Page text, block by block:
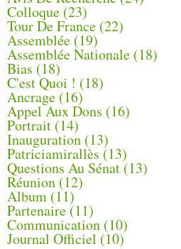
Colloque (23)
Tour De France (22)
Assemblée (19)
Assemblée Nationale (18)
Bias (18)
C'est Quoi ! (18)
Ancrage (16)
Appel Aux Dons (16)
Portrait (14)
Inauguration (13)
Patriciamirallès (13)
Questions Au Sénat(13)
Réunion (12)
Album (11)
Partenaire(11)
Communication (10)
Journal Officiel (10)